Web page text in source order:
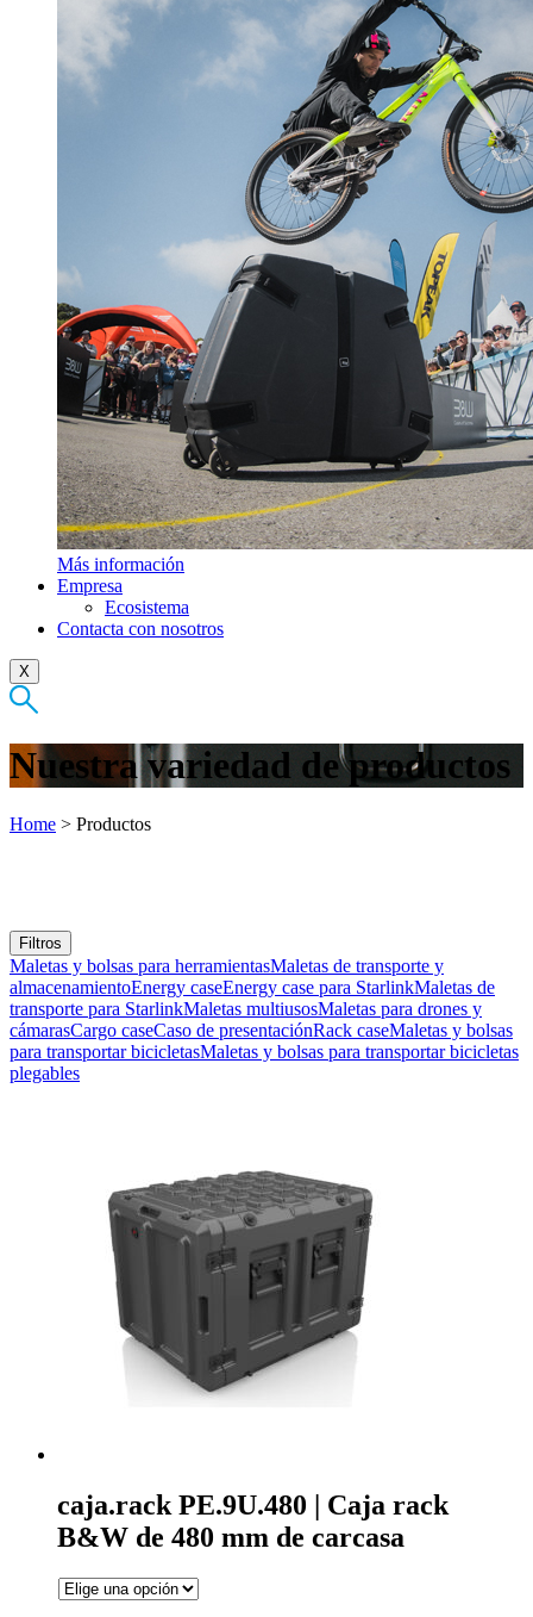
Más información
Empresa
Ecosistema
Contacta con nosotros
X
Nuestra variedad de productos
Home > Productos
Filtros
Maletas y bolsas para herramientasMaletas de transporte y
almacenamientoEnergy caseEnergy case para StarlinkMaletas de
transporte para StarlinkMaletas multiusosMaletas para drones y
cámarasCargo caseCaso de presentaciónRack caseMaletas y bolsas
para transportar bicicletasMaletas y bolsas para transportar bicicletas
plegables
caja.rack PE.9U.480 | Caja rack
B&W de 480 mm de carcasa